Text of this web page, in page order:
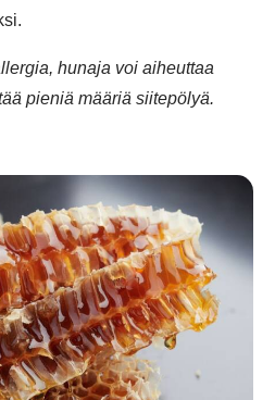
hunaja voi aiheuttaa
pieniä määriä siitepölyä.